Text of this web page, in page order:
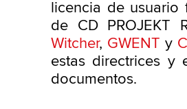
licencia de usuario
de CD PROJEKT
Witcher, GWENT y
estas directrices y
documentos.